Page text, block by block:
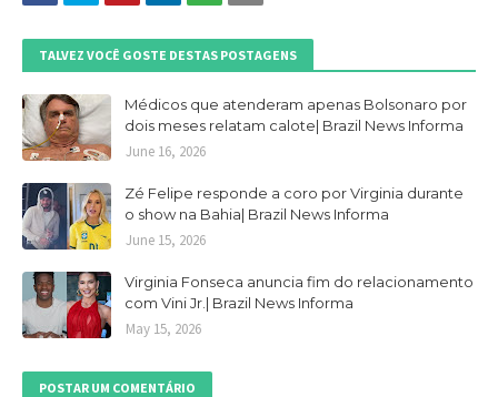
TALVEZ VOCÊ GOSTE DESTAS POSTAGENS
Médicos que atenderam apenas Bolsonaro por
dois meses relatam calote| Brazil News Informa
June 16, 2026
Zé Felipe responde a coro por Virginia durante
o show na Bahia| Brazil News Informa
June 15, 2026
Virginia Fonseca anuncia fim do relacionamento
com Vini Jr.| Brazil News Informa
May 15, 2026
POSTAR UM COMENTÁRIO